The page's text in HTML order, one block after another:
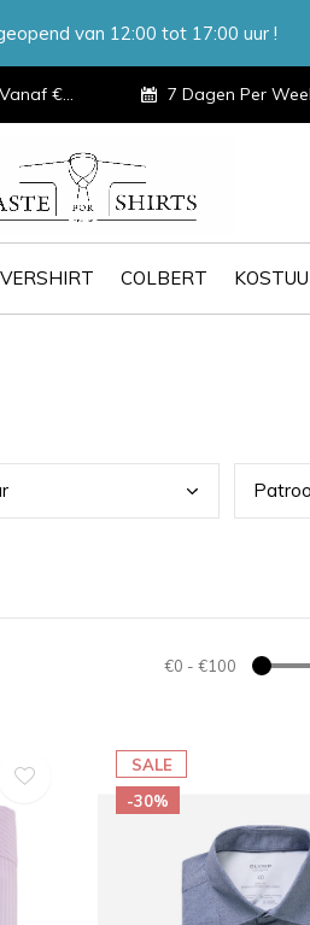
COLBERT
€100,- 7 Dagen Per Week
van 12:00 tot 17:00 uur !
r Patr
€0 - €100
SALE
-30%